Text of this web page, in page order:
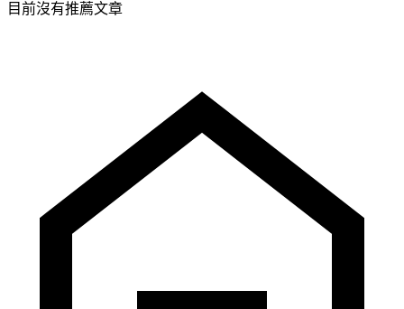
目前沒有推薦文章